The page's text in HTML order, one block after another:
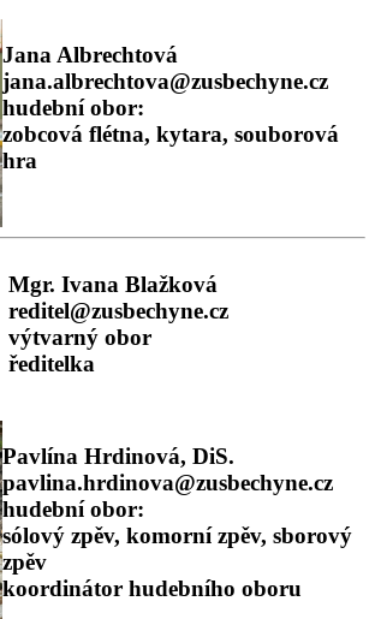
Jana Albrechtová
jana.albrechtova@zusbechyne.cz
hudební obor:
zobcová flétna, kytara, souborová
hra
Mgr. Ivana Blažková
reditel@zusbechyne.cz
výtvarný obor
ředitelka
Pavlína Hrdinová, DiS.
pavlina.hrdinova@zusbechyne.cz
hudební obor:
sólový zpěv, komorní zpěv, sborový
zpěv
koordinátor hudebního oboru